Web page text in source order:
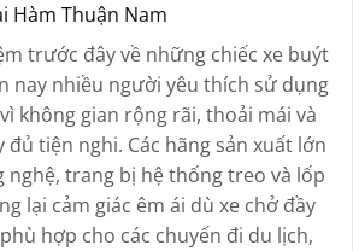
Hàm Thuận Nam
trước đây về những chiếc xe buýt
nay nhiều người yêu thích sử dụng
không gian rộng rãi, thoải mái và
tiện nghi. Các hãng sản xuất lớn
nghệ, trang bị hệ thống treo và lốp
lại cảm giác êm ái dù xe chở đầy
hợp cho các chuyến đi du lịch,